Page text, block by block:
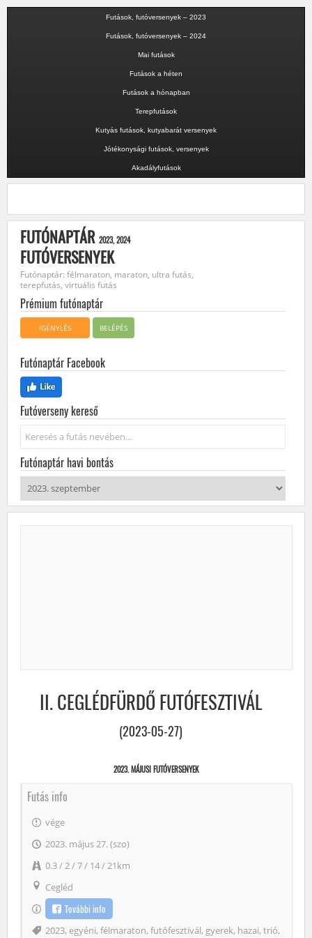
Futások, futóversenyek – 2023
Futások, futóversenyek – 2024
Mai futások
Futások a héten
Futások a hónapban
Terepfutások
Kutyás futások, kutyabarát versenyek
Jótékonysági futások, versenyek
Akadályfutások
FUTÓNAPTÁR 2023, 2024
FUTÓVERSENYEK
Futónaptár: félmaraton, maraton, ultra futás,
terepfutás, virtuális futás
Prémium futónaptár
IGÉNYLÉS BELÉPÉS
Futónaptár Facebook
Futóverseny kereső
Keresés...
Futónaptár havi bontás
II. CEGLÉDFÜRDŐ FUTÓFESZTIVÁL
(2023-05-27)
2023. MÁJUSI FUTÓVERSENYEK
Futás info
vége
2023. május 27. (szo)
0.3 / 2 / 7 / 14 / 21km
Cegléd
További info
Címke
2023, egyéni, félmaraton, futófesztivál, gyerek, hazai, trió,